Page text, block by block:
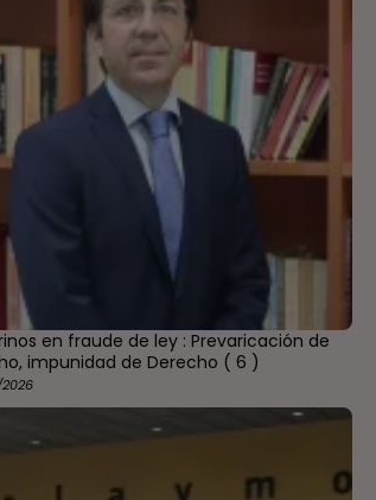
en fraude de ley : Prevaricación de
impunidad de Derecho ( 6 )
2026